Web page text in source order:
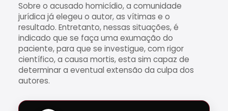
Sobre o acusado homicídio, a comunidade
jurídica já elegeu o autor, as vítimas e o
resultado. Entretanto, nessas situações, é
indicado que se faça uma exumação do
paciente, para que se investigue, com rigor
científico, a causa mortis, esta sim capaz de
determinar a eventual extensão da culpa dos
autores.